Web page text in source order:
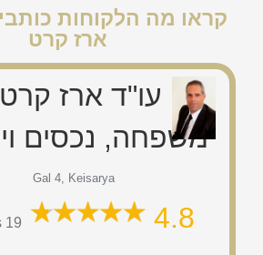
קראו מה הלקוחות
ארז קרט
עו"ד ארז קרט
משפחה, נכסים
Gal 4, Keisarya
4.8
19 reviews